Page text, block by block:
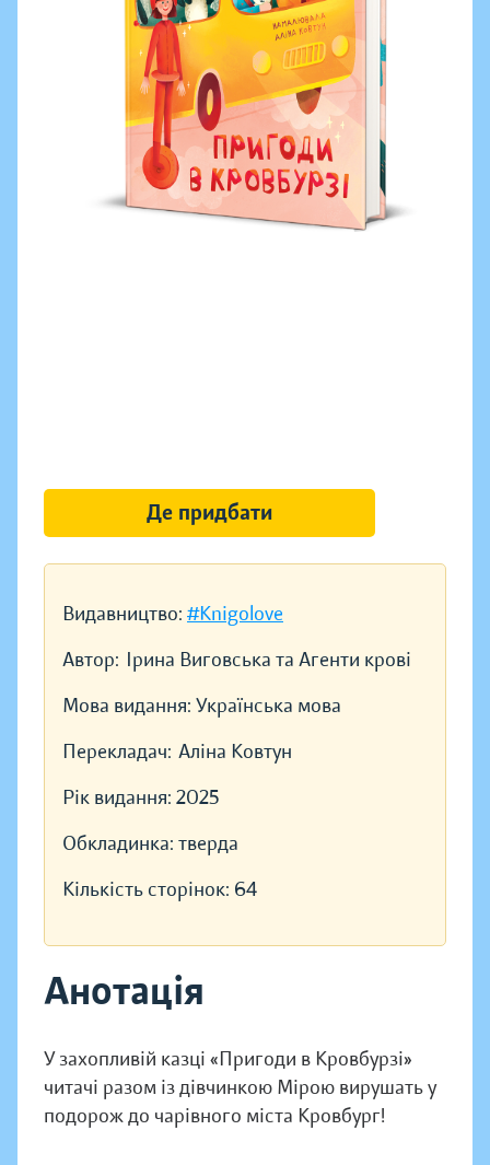
Видавництво: #Knigolove
Автор: Ірина Виговська та Агенти крові
Мова видання: Українська мова
Перекладач: Аліна Ковтун
Рік видання: 2025
Обкладинка: тверда
Кількість сторінок: 64
Анотація
У захопливій казці «Пригоди в Кровбурзі»
читачі разом із дівчинкою Мірою вирушать у
подорож до чарівного міста Кровбург!
Де придбати